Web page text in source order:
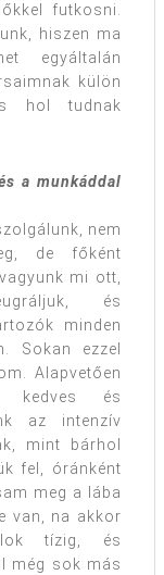
futkosni.
hiszen ma
egyáltalán
külön
hol tudnak
a munkáddal
nem
de főként
mi ott,
és
minden
Sokan ezzel
Alapvetően
kedves és
az intenzív
mint bárhol
fel, óránként
meg a lába
van, na akkor
tízig, és
még sok más